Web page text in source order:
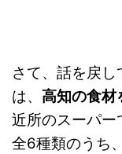
さて、話を戻し
は、 高知の食材
近所のスーパー
全6種類のうち